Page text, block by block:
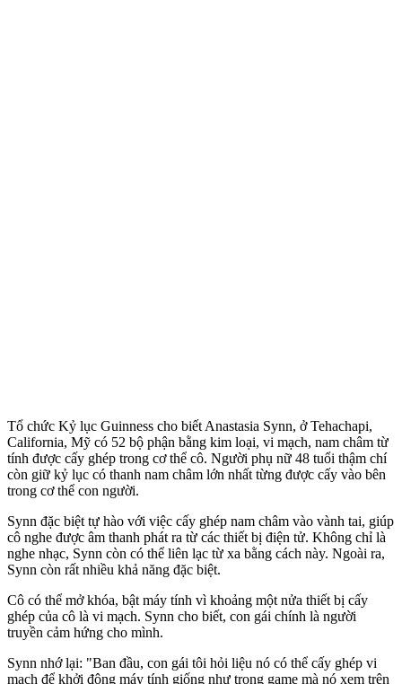
Tổ chức Kỷ lục Guinness cho biết Anastasia Synn, ở Tehachapi,
California, Mỹ có 52 bộ phận bằng kim loại, vi mạch, nam châm từ
tính được cấy ghép trong c‌ơ th‌ể cô. Người phụ nữ 48 tuổi thậm chí
còn giữ kỷ lục có thanh nam châm lớn nhất từng được cấy vào bên
trong c‌ơ th‌ể con người.
Synn đặc biệt tự hào với việc cấy ghép nam châm vào vành tai, giúp
cô nghe được âm thanh phát ra từ các thiết bị điện tử. Không chỉ là
nghe nhạc, Synn còn có thể liên lạc từ xa bằng cách này. Ngoài ra,
Synn còn rất nhiều khả năng đặc biệt.
Cô có thể mở khóa, bật máy tính vì khoảng một nửa thiết bị cấy
ghép của cô là vi mạch. Synn cho biết, con gái chính là người
truyền cảm hứng cho mình.
Synn nhớ lại: "Ban đầu, con gái tôi hỏi liệu nó có thể cấy ghép vi
mạch để khởi động máy tính giống như trong game mà nó xem trên